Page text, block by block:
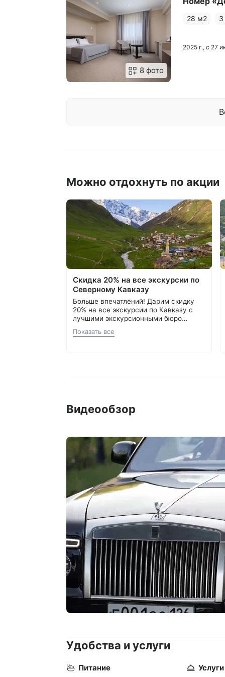
8 фото
28 м2 3
2025 г., с 27
Можно отдохнуть по акции
Скидка 20% на все экскурсии по
Северному Кавказу
Больше впечатлений! Дарим скидку
20% на все экскурсии по Кавказу с
лучшими экскурсионными бюро
Кавминвод. Более 20 направлений и
самые красивые места России.
Подробнее об акции
С теплом и заботой, Курорт26.ру
Показать все
Видеообзор
Удобства и услуги
Питание Услуги